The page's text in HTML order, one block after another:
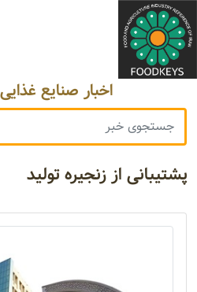
اخبار صنایع
پشتیبانی از زنجیره تولید